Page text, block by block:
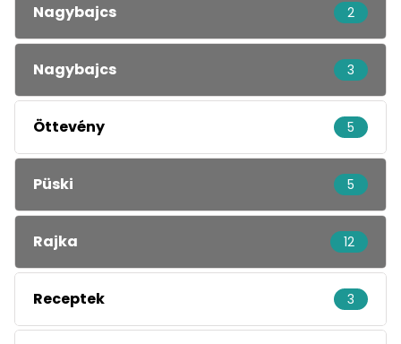
Nagybajcs 2
Nagybajcs 3
Öttevény 5
Püski 5
Rajka 12
Receptek 3